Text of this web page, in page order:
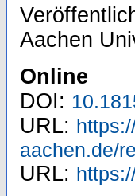
Aachen
Online
DOI:
URL:
aachen.de/
URL: